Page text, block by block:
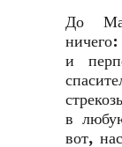
До
и
в
вот,